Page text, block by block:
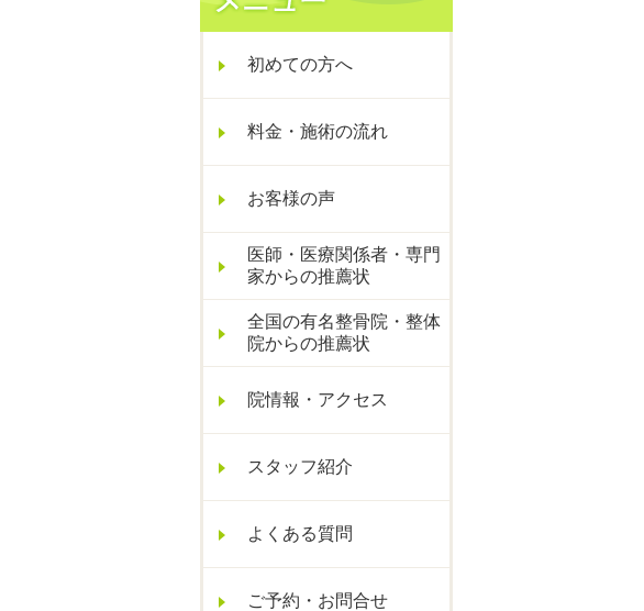
初めての方へ
料金・施術の流れ
お客様の声
医師・医療関係者・専門
家からの推薦状
全国の有名整骨院・整体
院からの推薦状
院情報・アクセス
スタッフ紹介
よくある質問
ご予約・お問合せ